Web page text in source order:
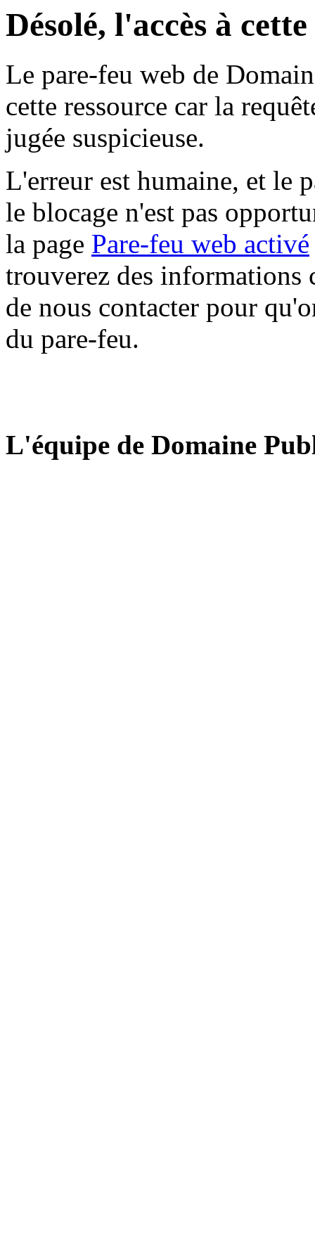
Désolé, l'accès à
Le pare-feu web de
cette ressource car la
jugée suspicieuse.
L'erreur est humaine, et le
le blocage n'est pas
la page Pare-feu web activé
trouverez des informations
de nous contacter pour
du pare-feu.
L'équipe de Domaine